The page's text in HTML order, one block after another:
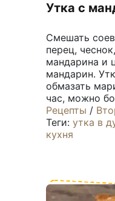
Утка с
Смешать
перец,
мандарина и
мандарин.
обмазать
час, можно
Рецепты /
Теги: утка в
кухня